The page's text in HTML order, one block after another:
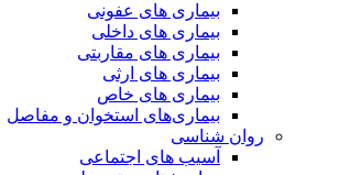
بیماری های عفونی
بیماری های داخلی
بیماری های مقاربتی
بیماری های ارثی
بیماری های خاص
بیماری‌های استخوان و مفاصل
روان شناسی
آسیب های اجتماعی